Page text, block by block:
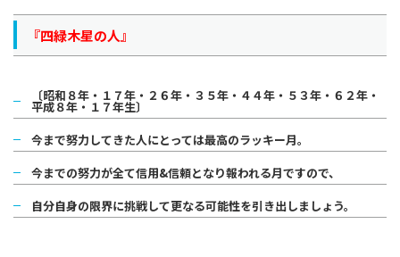
『四緑木星の人』
〔昭和８年・１７年・２６年・３５年・４４年・５３年・６２年・
平成８年・１７年生〕
今まで努力してきた人にとっては最高のラッキー月。
今までの努力が全て信用&信頼となり報われる月ですので、
自分自身の限界に挑戦して更なる可能性を引き出しましょう。